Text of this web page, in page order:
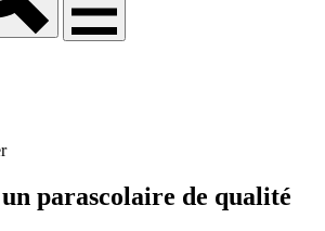
parascolaire de qualité